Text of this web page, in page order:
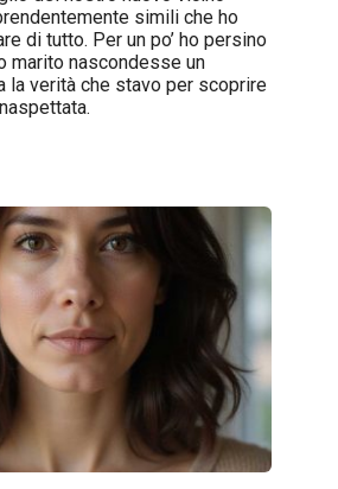
simili che ho
di tutto. Per un po’ ho persino
marito nascondesse un
la verità che stavo per scoprire